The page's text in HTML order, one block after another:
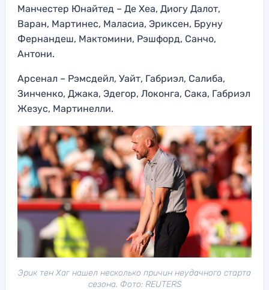
Манчестер Юнайтед – Де Хеа, Диогу Далот,
Варан, Мартинес, Маласиа, Эриксен, Бруну
Фернандеш, Мактомини, Рэшфорд, Санчо,
Антони.
Арсенал – Рэмсдейл, Уайт, Габриэл, Салиба,
Зинченко, Джака, Эдегор, Локонга, Сака, Габриэл
Жезус, Мартинелли.
Эрик тен Хаг нашел несколько причин неудачного старта
сезона. Фото: REUTERS